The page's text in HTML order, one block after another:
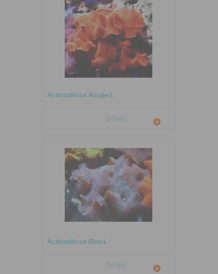
Actinodiscus Rouge L
Détails
Actinodiscus Bleu L
Détails